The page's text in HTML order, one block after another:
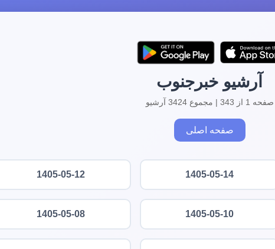
آرشیو خبرجنوب
صفحه 1 از 343 | مجموع 3424 آرشیو
صفحه اصلی
1405-05-14
1405-05-12
1405-05-10
1405-05-08